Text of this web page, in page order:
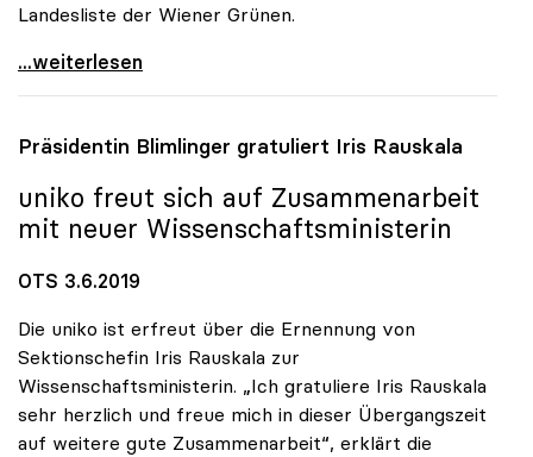
Landesliste der Wiener Grünen.
uniko: Eva Blimlinger legt Vorsitz mit 1. Juli
...weiterlesen
Präsidentin Blimlinger gratuliert Iris Rauskala
uniko freut sich auf Zusammenarbeit
mit neuer Wissenschaftsministerin
OTS 3.6.2019
Die uniko ist erfreut über die Ernennung von
Sektionschefin Iris Rauskala zur
Wissenschaftsministerin. „Ich gratuliere Iris Rauskala
sehr herzlich und freue mich in dieser Übergangszeit
auf weitere gute Zusammenarbeit“, erklärt die